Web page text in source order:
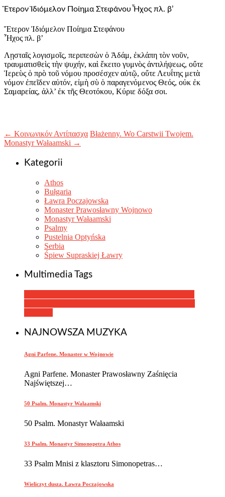
Ἕτερον Ἰδιόμελον Ποίημα Στεφάνου Ἦχος πλ. β’
Ἕτερον Ἰδιόμελον Ποίημα Στεφάνου
Ἦχος πλ. β’
Λῃσταῖς λογισμοῖς, περιπεσὼν ὁ Ἀδάμ, ἐκλάπη τὸν νοῦν,
τραυματισθεὶς τὴν ψυχήν, καὶ ἔκειτο γυμνὸς ἀντιλήψεως, οὔτε
Ἱερεὺς ὁ πρὸ τοῦ νόμου προσέσχεν αὐτῷ, οὔτε Λευΐτης μετὰ
νόμον ἐπεῖδεν αὐτόν, εἰμὴ σὺ ὁ παραγενόμενος Θεός, οὐκ ἐκ
Σαμαρείας, ἀλλ’ ἐκ τῆς Θεοτόκου, Κύριε δόξα σοι.
← Κοινωνικόν Αντίπασχα Błażenny. Wo Carstwii Twojem.
Monastyr Wałaamski →
Kategorii
Athos
Bułgaria
Ławra Poczajowska
Monaster Prawosławny Wojnowo
Monastyr Wałaamski
Psalmy
Pustelnia Optyńska
Serbia
Śpiew Supraskiej Ławry
Multimedia Tags
NAJNOWSZA MUZYKA
Agni Parfene. Monaster w Wojnowie
Agni Parfene. Monaster Prawosławny Zaśnięcia
Najświętszej…
50 Psalm. Monastyr Wałaamski
50 Psalm. Monastyr Wałaamski
33 Psalm. Monastyr Simonopetra Athos
33 Psalm Mnisi z klasztoru Simonopetras…
Wieliczyt dusza. Ławra Poczajowska